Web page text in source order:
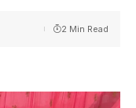
2 Min Read